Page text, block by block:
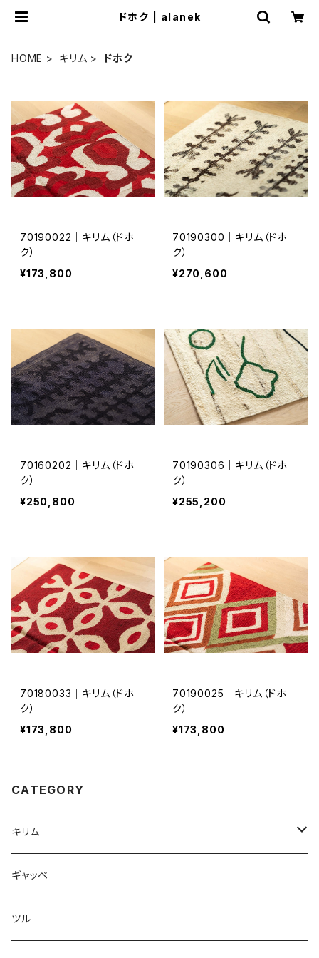
ドホク | alanek
HOME キリム ドホク
70190022｜キリム（ドホ
ク）
¥173,800
70190300｜キリム（ドホ
ク）
¥270,600
70160202｜キリム（ドホ
ク）
¥250,800
70190306｜キリム（ドホ
ク）
¥255,200
70180033｜キリム（ドホ
ク）
¥173,800
70190025｜キリム（ドホ
ク）
¥173,800
CATEGORY
キリム
ドホク
ギャッベ
ツル